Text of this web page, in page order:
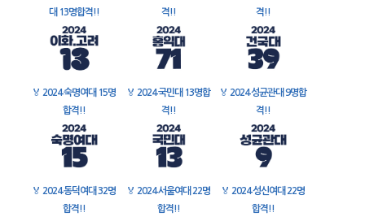
대 13명합격!!
격!!
격!!
🏅 2024 숙명여대 15명
합격!!
🏅 2024 국민대 13명합
격!!
🏅 2024 성균관대 9명합
격!!
🏅 2024 동덕여대 32명
합격!!
🏅 2024 서울여대 22명
합격!!
🏅 2024 성신여대 22명
합격!!